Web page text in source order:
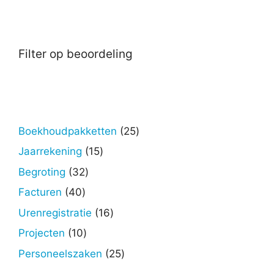
Filter op beoordeling
Boekhoudpakketten 2525
Jaarrekening 1515
Begroting 3232
Facturen 4040
producten
Urenregistratie 1616
Projecten 1010
producten
Personeelszaken 2525